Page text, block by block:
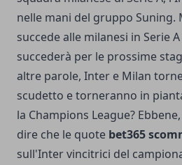
nelle mani del gruppo Suning.
succede alle milanesi in Serie
succederà per le prossime
altre parole, Inter e Milan
scudetto e torneranno in
la Champions League?
dire che le quote bet365
sull'Inter vincitrici del